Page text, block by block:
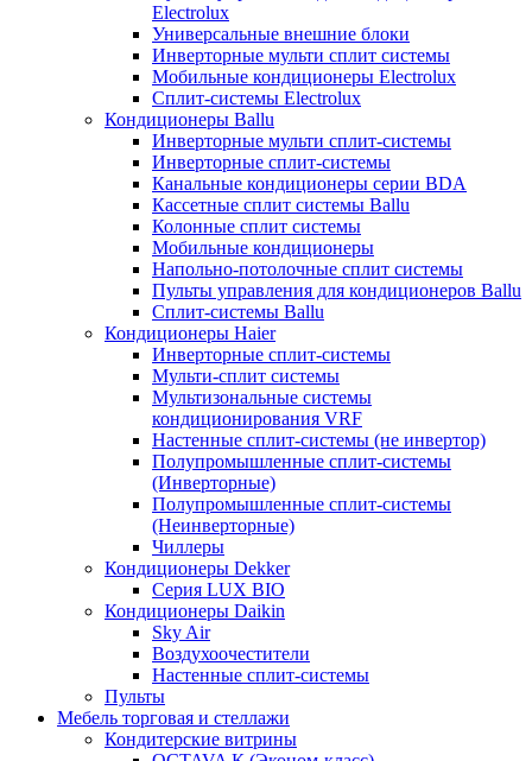
Electrolux
Универсальные внешние блоки
Инверторные мульти сплит системы
Мобильные кондиционеры Electrolux
Сплит-системы Electrolux
Кондиционеры Ballu
Инверторные мульти сплит-системы
Инверторные сплит-системы
Канальные кондиционеры серии BDA
Кассетные сплит системы Ballu
Колонные сплит системы
Мобильные кондиционеры
Напольно-потолочные сплит системы
Пульты управления для кондиционеров Ballu
Сплит-системы Ballu
Кондиционеры Haier
Инверторные сплит-системы
Мульти-сплит системы
Мультизональные системы
кондиционирования VRF
Настенные сплит-системы (не инвертор)
Полупромышленные сплит-системы
(Инверторные)
Полупромышленные сплит-системы
(Неинверторные)
Чиллеры
Кондиционеры Dekker
Серия LUX BIO
Кондиционеры Daikin
Sky Air
Воздухоочестители
Настенные сплит-системы
Пульты
Мебель торговая и стеллажи
Кондитерские витрины